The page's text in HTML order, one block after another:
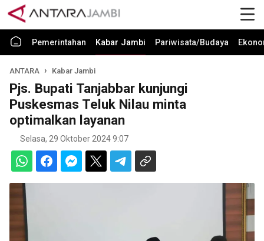
Pemerintahan Kabar Jambi Pariwisata/Budaya
ANTARA Kabar Jambi
Pjs. Bupati Tanjabbar kunjungi
Puskesmas Teluk Nilau minta
optimalkan layanan
Selasa, 29 Oktober 2024 9:07